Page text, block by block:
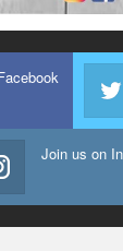
Join us on